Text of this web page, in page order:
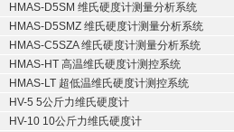
HMAS-D5SM 维氏硬度计测量分析系统
HMAS-D5SMZ 维氏硬度计测量分析系统
HMAS-C5SZA 维氏硬度计测量分析系统
HMAS-HT 高温维氏硬度计测控系统
HMAS-LT 超低温维氏硬度计测控系统
HV-5 5公斤力维氏硬度计
HV-10 10公斤力维氏硬度计